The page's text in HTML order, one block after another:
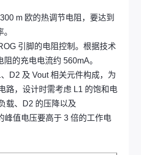
m 欧的热调节电阻，要达到
引脚的电阻控制。根据技术
阻的充电电流约 560mA。
D2 及 Vout 相关元件构成，为
路，设计时需考虑 L1 的饱和电
载、D2 的压降以及
峰值电压要高于 3 倍的工作电